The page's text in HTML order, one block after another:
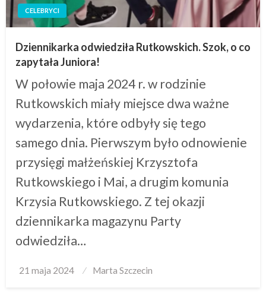
CELEBRYCI
Dziennikarka odwiedziła Rutkowskich. Szok, o co
zapytała Juniora!
W połowie maja 2024 r. w rodzinie
Rutkowskich miały miejsce dwa ważne
wydarzenia, które odbyły się tego
samego dnia. Pierwszym było odnowienie
przysięgi małżeńskiej Krzysztofa
Rutkowskiego i Mai, a drugim komunia
Krzysia Rutkowskiego. Z tej okazji
dziennikarka magazynu Party
odwiedziła…
Posted
21 maja 2024 Marta Szczecin